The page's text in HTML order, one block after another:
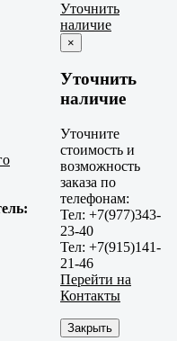
Уточнить
наличие
×
Уточнить
наличие
Уточните
стоимость и
возможность
заказа по
телефонам:
Тел: +7(977)343-
23-40
Тел: +7(915)141-
21-46
Перейти на
Контакты
Закрыть